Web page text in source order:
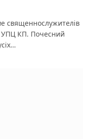
священнослужителів
УПЦ КП. Почесний